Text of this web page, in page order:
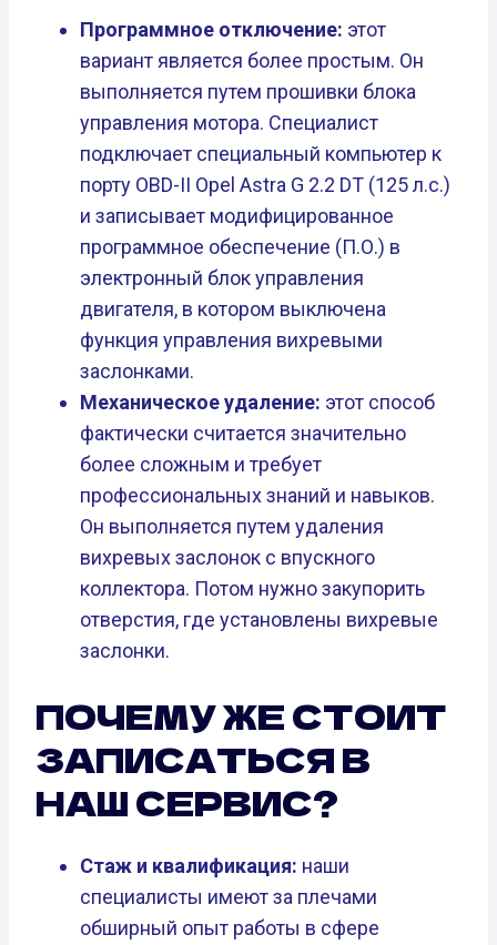
Программное отключение: этот
вариант является более простым. Он
выполняется путем прошивки блока
управления мотора. Специалист
подключает специальный компьютер к
порту OBD-II Opel Astra G 2.2 DT (125 л.с.)
и записывает модифицированное
программное обеспечение (П.О.) в
электронный блок управления
двигателя, в котором выключена
функция управления вихревыми
заслонками.
Механическое удаление: этот способ
фактически считается значительно
более сложным и требует
профессиональных знаний и навыков.
Он выполняется путем удаления
вихревых заслонок с впускного
коллектора. Потом нужно закупорить
отверстия, где установлены вихревые
заслонки.
ПОЧЕМУ ЖЕ СТОИТ
ЗАПИСАТЬСЯ В
НАШ СЕРВИС?
Стаж и квалификация: наши
специалисты имеют за плечами
обширный опыт работы в сфере